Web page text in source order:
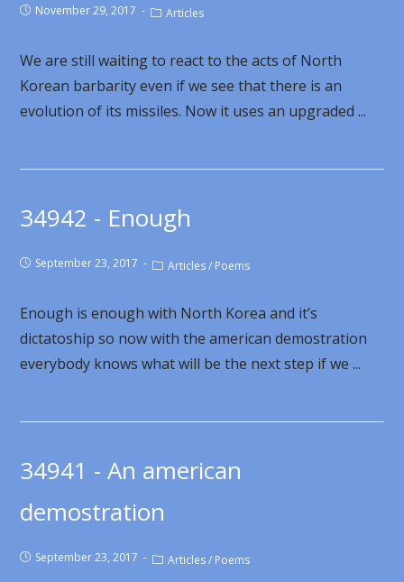
November 29, 2017 Articles
We are still waiting to react to the acts of North
Korean barbarity even if we see that there is an
evolution of its missiles. Now it uses an upgraded ...
34942 - Enough
September 23, 2017 Articles / Poems
Enough is enough with North Korea and it’s
dictatoship so now with the american demostration
everybody knows what will be the next step if we ...
34941 - An american
demostration
September 23, 2017 Articles / Poems